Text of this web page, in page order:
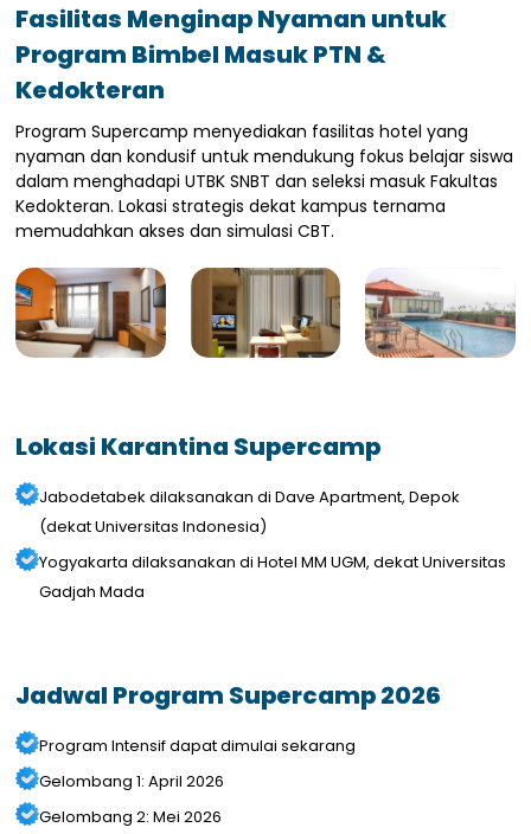
Fasilitas Menginap Nyaman untuk
Program Bimbel Masuk PTN &
Kedokteran
Program Supercamp menyediakan fasilitas hotel yang
nyaman dan kondusif untuk mendukung fokus belajar siswa
dalam menghadapi UTBK SNBT dan seleksi masuk Fakultas
Kedokteran. Lokasi strategis dekat kampus ternama
memudahkan akses dan simulasi CBT.
Lokasi Karantina Supercamp
Jabodetabek dilaksanakan di Dave Apartment, Depok
(dekat Universitas Indonesia)
Yogyakarta dilaksanakan di Hotel MM UGM, dekat Universitas
Gadjah Mada
Jadwal Program Supercamp 2026
Program Intensif dapat dimulai sekarang
Gelombang 1: April 2026
Gelombang 2: Mei 2026